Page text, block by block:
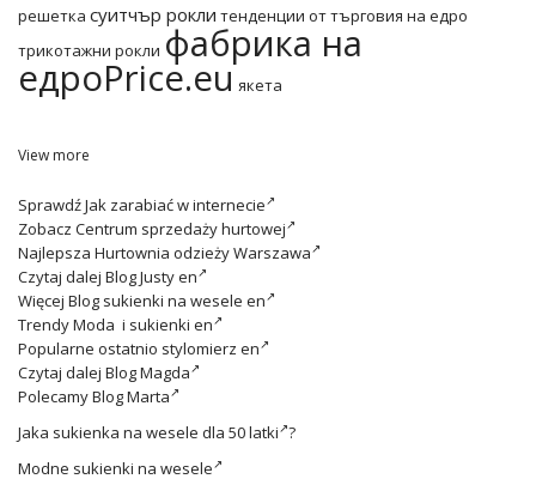
решетка суитчър рокли тенденции от търговия на едро
трикотажни рокли фабрика на
едроPrice.euякета
View more
SprawdźJak zarabiać w internecie
Zobacz Centrum sprzedaży hurtowej
Najlepsza Hurtownia odzieży Warszawa
Czytaj dalej Blog Justy en
Więcej Blog sukienki na wesele en
TrendyModa i sukienki en
Popularne ostatnio stylomierz en
Czytaj dalej Blog Magda
PolecamyBlog Marta
Jaka sukienka na wesele dla 50 latki ?
Modne sukienki na wesele